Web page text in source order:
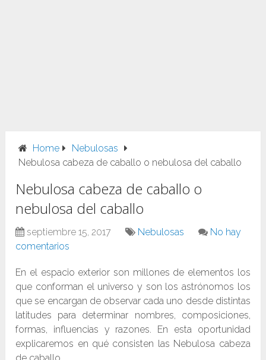
Home
Nebulosas
Nebulosa cabeza de caballo o nebulosa del caballo
Nebulosa cabeza de caballo o
nebulosa del caballo
septiembre 15, 2017 Nebulosas
No hay
comentarios
En el espacio exterior son millones de elementos los
que conforman el universo y son los astrónomos los
que se encargan de observar cada uno desde distintas
latitudes para determinar nombres, composiciones,
formas, influencias y razones. En esta oportunidad
explicaremos en qué consisten las Nebulosa cabeza